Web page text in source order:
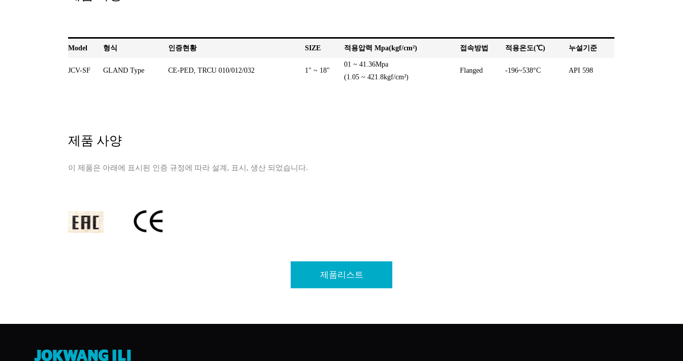
Model 형식 인증현황 SIZE 적용압력 Mpa(kgf/cm²) 접속방법 적용온도(℃) 누설기준
JCV-SF GLAND Type CE-PED, TRCU 010/012/032 1" ~ 18"
01 ~ 41.36Mpa
(1.05 ~ 421.8kgf/cm²)
Flanged -196~538°C API 598
제품 사양
이 제품은 아래에 표시된 인증 규정에 따라 설계, 표시, 생산 되었습니다.
제품리스트